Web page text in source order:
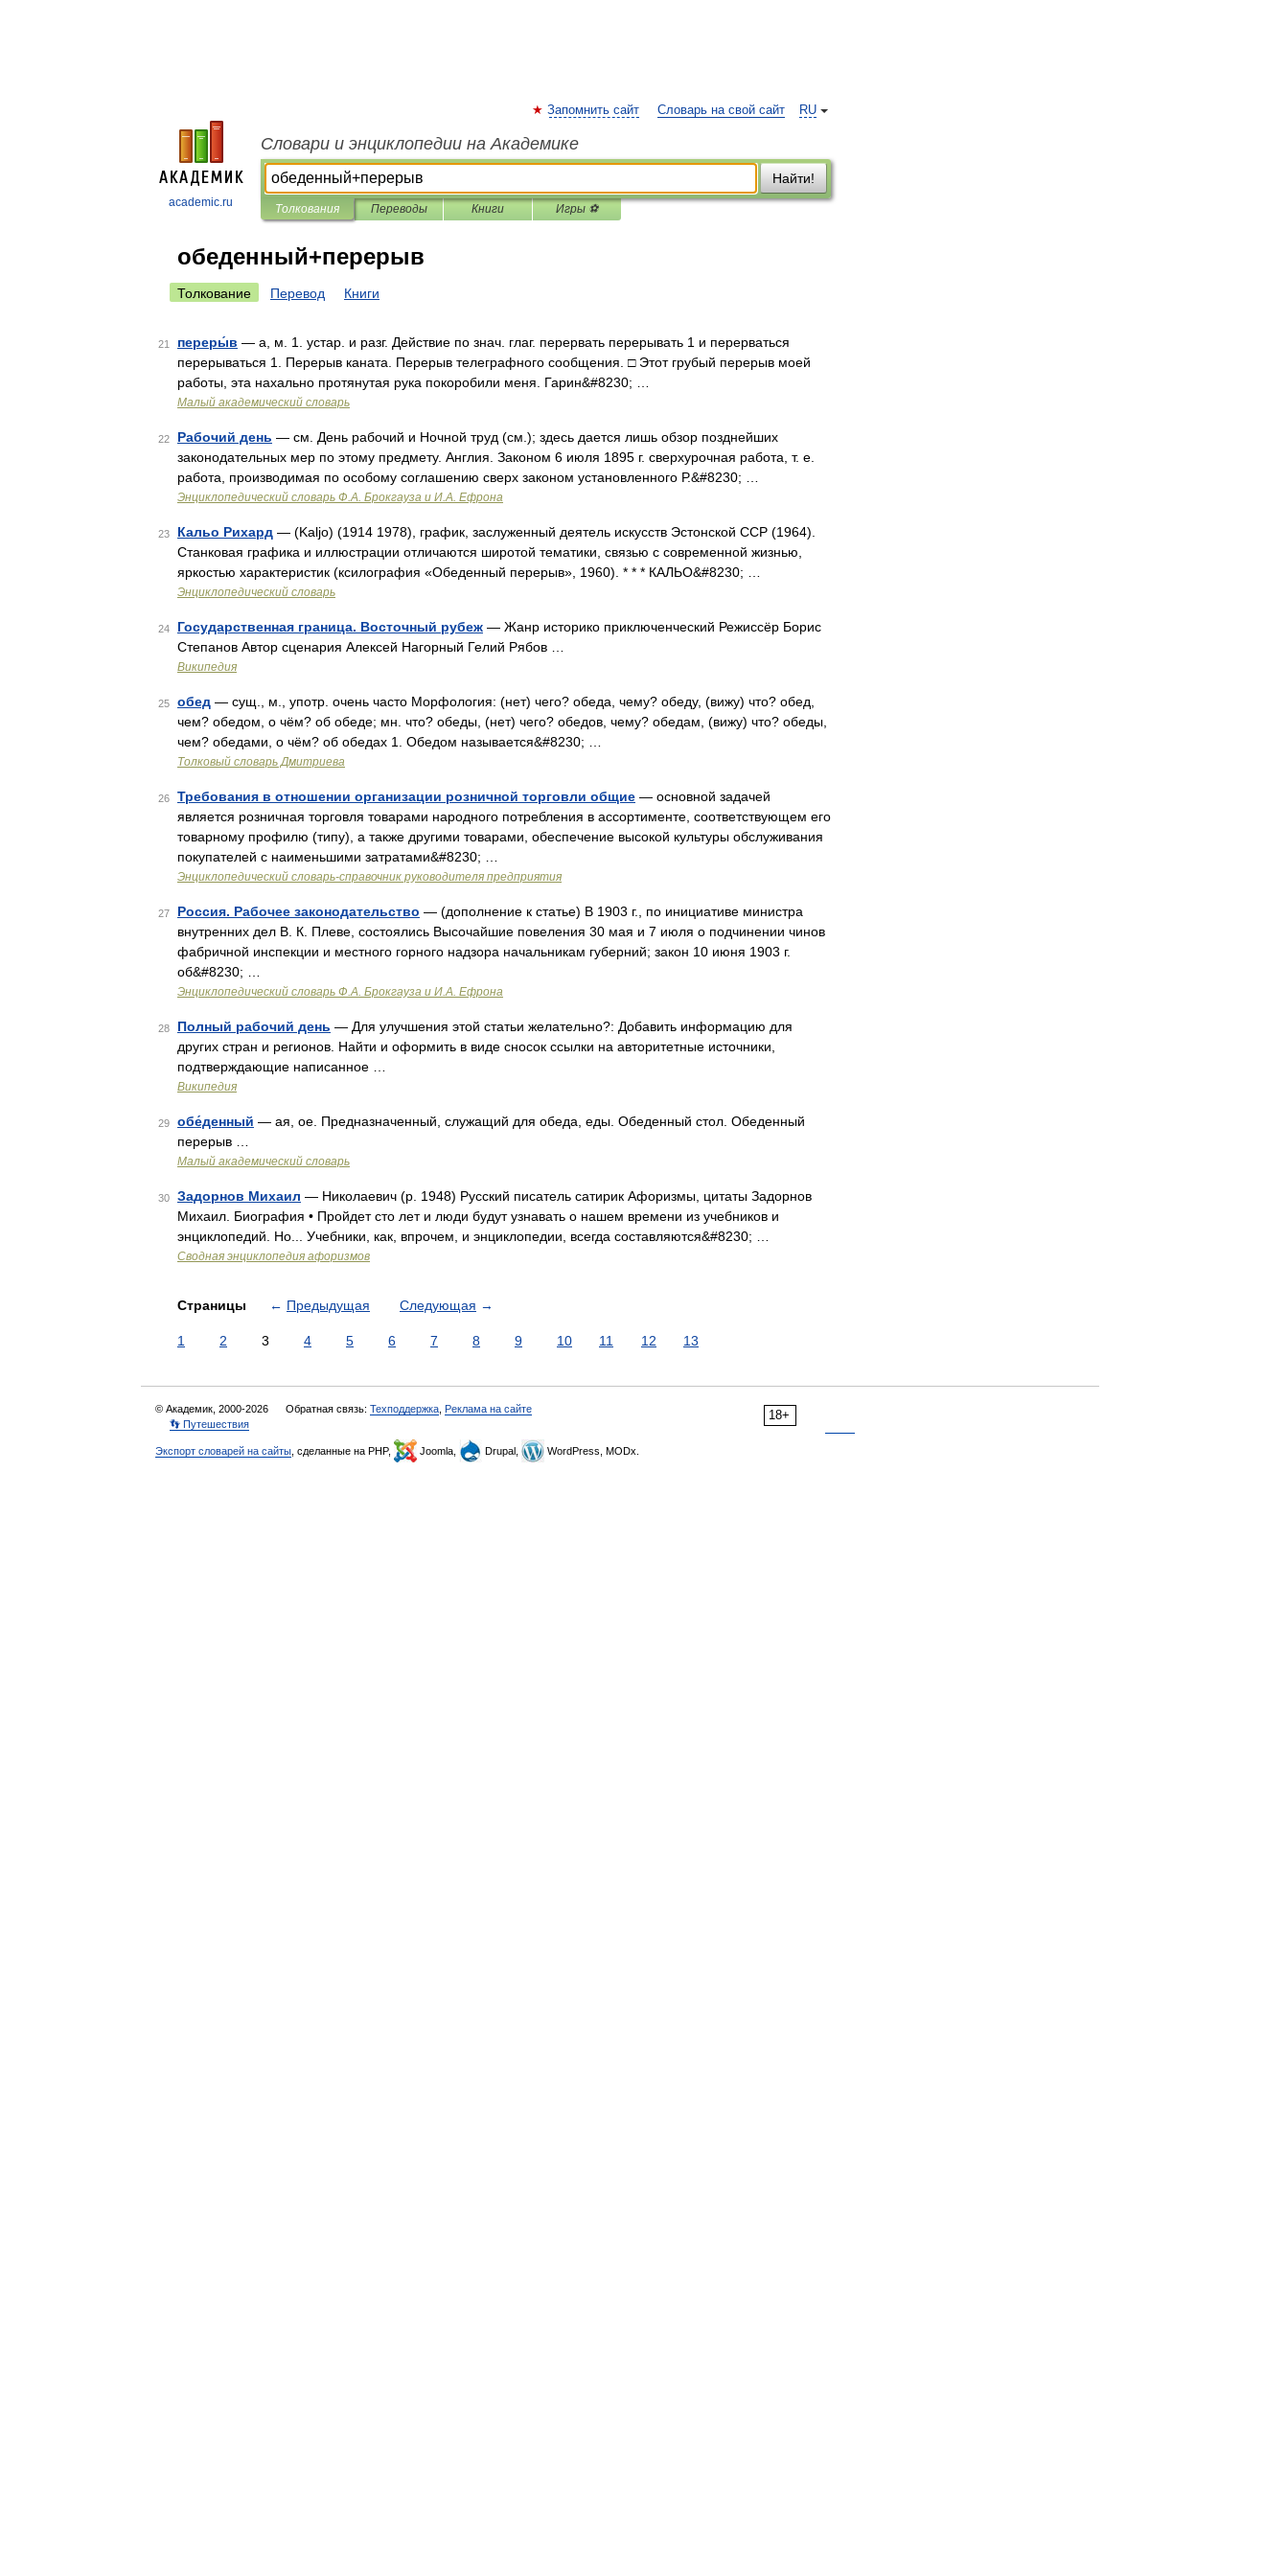
academic.ru
RU
Запомнить сайт Словарь на свой сайт
Словари и энциклопедии на Академике
Найти!
Толкования Переводы Книги Игры ⚽
обеденный+перерыв
Толкование Перевод Книги
21 переры́в — а, м. 1. устар. и разг. Действие по знач. глаг. перервать перерывать 1 и перерваться
перерываться 1. Перерыв каната. Перерыв телеграфного сообщения. □ Этот грубый перерыв моей
работы, эта нахально протянутая рука покоробили меня. Гарин&#8230; …
Малый академический словарь
22 Рабочий день — см. День рабочий и Ночной труд (см.); здесь дается лишь обзор позднейших
законодательных мер по этому предмету. Англия. Законом 6 июля 1895 г. сверхурочная работа, т. е.
работа, производимая по особому соглашению сверх законом установленного Р.&#8230; …
Энциклопедический словарь Ф.А. Брокгауза и И.А. Ефрона
23 Кальо Рихард — (Kaljo) (1914 1978), график, заслуженный деятель искусств Эстонской ССР (1964).
Станковая графика и иллюстрации отличаются широтой тематики, связью с современной жизнью,
яркостью характеристик (ксилография «Обеденный перерыв», 1960). * * * КАЛЬО&#8230; …
Энциклопедический словарь
24 Государственная граница. Восточный рубеж — Жанр историко приключенческий Режиссёр Борис
Степанов Автор сценария Алексей Нагорный Гелий Рябов …
Википедия
25 обед — сущ., м., употр. очень часто Морфология: (нет) чего? обеда, чему? обеду, (вижу) что? обед,
чем? обедом, о чём? об обеде; мн. что? обеды, (нет) чего? обедов, чему? обедам, (вижу) что? обеды,
чем? обедами, о чём? об обедах 1. Обедом называется&#8230; …
Толковый словарь Дмитриева
26 Требования в отношении организации розничной торговли общие — основной задачей
является розничная торговля товарами народного потребления в ассортименте, соответствующем его
товарному профилю (типу), а также другими товарами, обеспечение высокой культуры обслуживания
покупателей с наименьшими затратами&#8230; …
Энциклопедический словарь-справочник руководителя предприятия
27 Россия. Рабочее законодательство — (дополнение к статье) В 1903 г., по инициативе министра
внутренних дел В. К. Плеве, состоялись Высочайшие повеления 30 мая и 7 июля о подчинении чинов
фабричной инспекции и местного горного надзора начальникам губерний; закон 10 июня 1903 г.
об&#8230; …
Энциклопедический словарь Ф.А. Брокгауза и И.А. Ефрона
28 Полный рабочий день — Для улучшения этой статьи желательно?: Добавить информацию для
других стран и регионов. Найти и оформить в виде сносок ссылки на авторитетные источники,
подтверждающие написанное …
Википедия
29 обе́денный — ая, ое. Предназначенный, служащий для обеда, еды. Обеденный стол. Обеденный
перерыв …
Малый академический словарь
30 Задорнов Михаил — Николаевич (р. 1948) Русский писатель сатирик Афоризмы, цитаты Задорнов
Михаил. Биография • Пройдет сто лет и люди будут узнавать о нашем времени из учебников и
энциклопедий. Но... Учебники, как, впрочем, и энциклопедии, всегда составляются&#8230; …
Сводная энциклопедия афоризмов
Страницы ← Предыдущая Следующая →
1 2 3 4 5 6 7 8 9 10 11 12 13
18+
© Академик, 2000-2026 Обратная связь: Техподдержка Реклама на сайте
👣 Путешествия
Экспорт словарей на сайты , сделанные на PHP, Joomla, Drupal, WordPress, MODx.